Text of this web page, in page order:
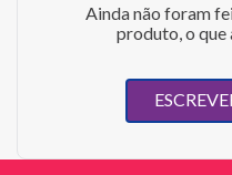
Ainda não foram
produto, o que